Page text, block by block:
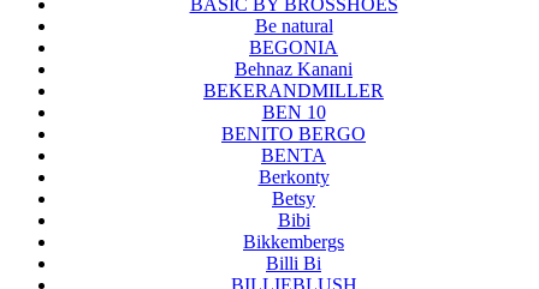
BASIC BY BROSSHOES
Be natural
BEGONIA
Behnaz Kanani
BEKERANDMILLER
BEN 10
BENITO BERGO
BENTA
Berkonty
Betsy
Bibi
Bikkembergs
Billi Bi
BILLIEBLUSH